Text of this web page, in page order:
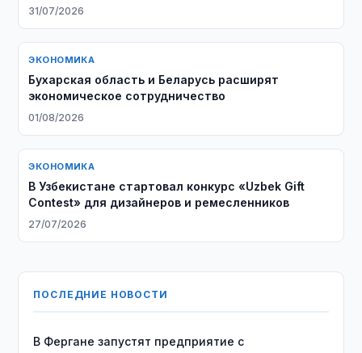
31/07/2026
ЭКОНОМИКА
Бухарская область и Беларусь расширят
экономическое сотрудничество
01/08/2026
ЭКОНОМИКА
В Узбекистане стартовал конкурс «Uzbek Gift
Contest» для дизайнеров и ремесленников
27/07/2026
ПОСЛЕДНИЕ НОВОСТИ
В Фергане запустят предприятие с